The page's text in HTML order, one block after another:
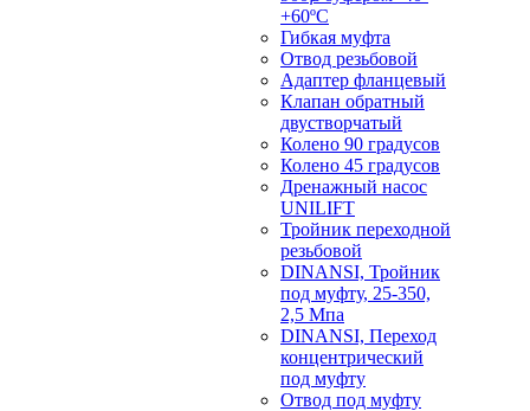
+60ºC
Гибкая муфта
Отвод резьбовой
Адаптер фланцевый
Клапан обратный
двустворчатый
Колено 90 градусов
Колено 45 градусов
Дренажный насос
UNILIFT
Тройник переходной
резьбовой
DINANSI, Тройник
под муфту, 25-350,
2,5 Мпа
DINANSI, Переход
концентрический
под муфту
Отвод под муфту